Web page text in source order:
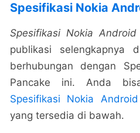
Spesifikasi Nokia
Spesifikasi Nokia Android
publikasi selengkapnya
berhubungan dengan
Pancake ini. Anda
Spesifikasi Nokia
yang tersedia di bawah.